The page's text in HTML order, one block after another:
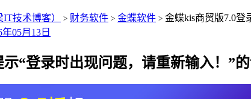
技术博客） > 财务软件 > 金蝶软件 > 金蝶kis商贸版7.0登
年05月13日
“登录时出现问题，请重新输入！”